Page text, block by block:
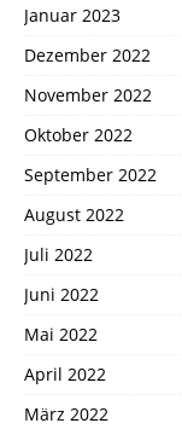
Januar 2023
Dezember 2022
November 2022
Oktober 2022
September 2022
August 2022
Juli 2022
Juni 2022
Mai 2022
April 2022
März 2022